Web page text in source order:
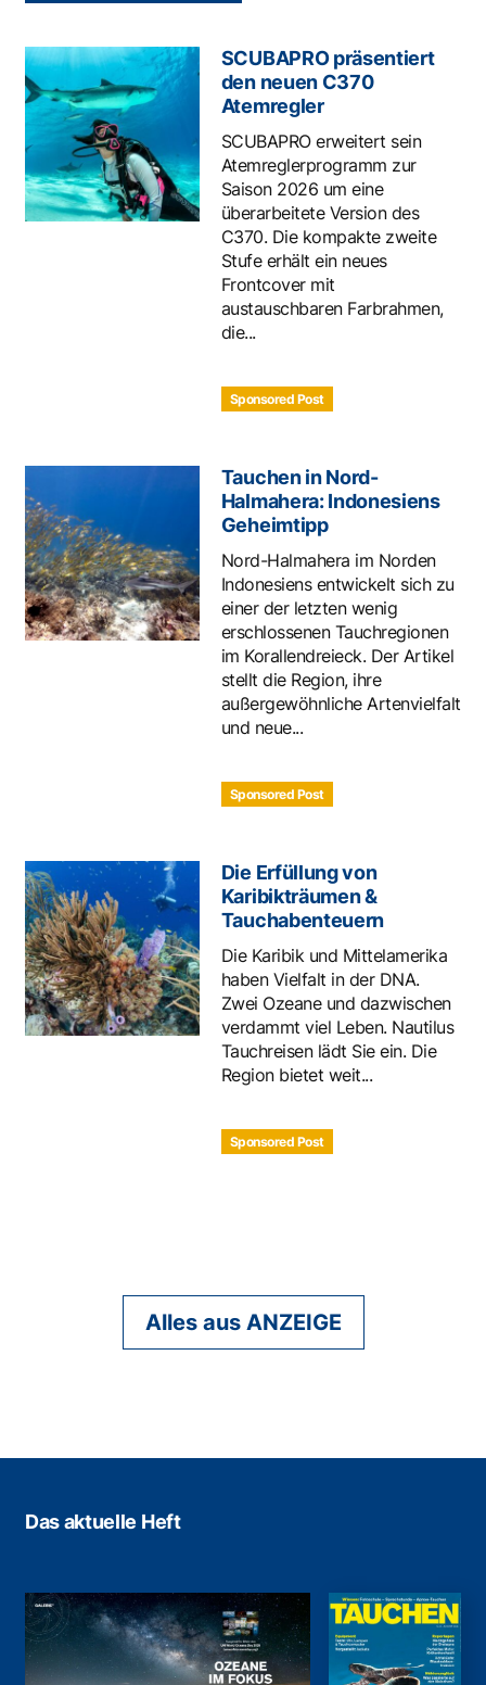
SCUBAPRO präsentiert
den neuen C370
Atemregler
SCUBAPRO erweitert sein
Atemreglerprogramm zur
Saison 2026 um eine
überarbeitete Version des
C370. Die kompakte zweite
Stufe erhält ein neues
Frontcover mit
austauschbaren Farbrahmen,
die...
Sponsored Post
Tauchen in Nord-
Halmahera: Indonesiens
Geheimtipp
Nord-Halmahera im Norden
Indonesiens entwickelt sich zu
einer der letzten wenig
erschlossenen Tauchregionen
im Korallendreieck. Der Artikel
stellt die Region, ihre
außergewöhnliche Artenvielfalt
und neue...
Sponsored Post
Die Erfüllung von
Karibikträumen &
Tauchabenteuern
Die Karibik und Mittelamerika
haben Vielfalt in der DNA.
Zwei Ozeane und dazwischen
verdammt viel Leben. Nautilus
Tauchreisen lädt Sie ein. Die
Region bietet weit...
Sponsored Post
Alles aus ANZEIGE
Das aktuelle Heft